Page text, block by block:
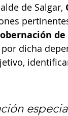
de Salgar,
dicha